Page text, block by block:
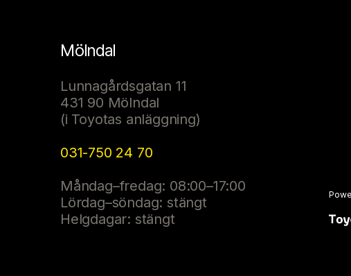
Mölndal
Lunnagårdsgatan 11
431 90 Mölndal
(i Toyotas anläggning)
031-750 24 70
Måndag–fredag: 08:00–17:00
Lördag–söndag: stängt
Helgdagar: stängt